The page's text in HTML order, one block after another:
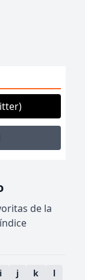
de la
i j k
l